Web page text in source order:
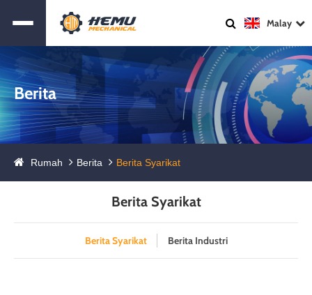
Malay
Berita
Rumah Berita Berita Syarikat
Berita Syarikat
Berita Syarikat Berita Industri